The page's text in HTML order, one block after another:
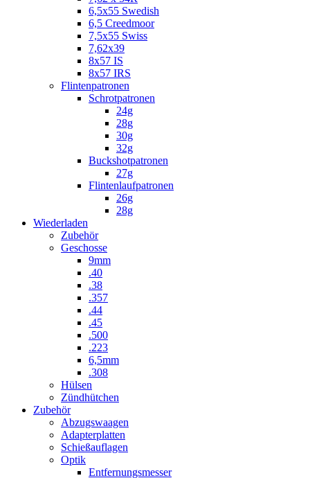
6,5x55 Swedish
6,5 Creedmoor
7,5x55 Swiss
7,62x39
8x57 IS
8x57 IRS
Flintenpatronen
Schrotpatronen
24g
28g
30g
32g
Buckshotpatronen
27g
Flintenlaufpatronen
26g
28g
Wiederladen
Zubehör
Geschosse
9mm
.40
.38
.357
.44
.45
.500
.223
6,5mm
.308
Hülsen
Zündhütchen
Zubehör
Abzugswaagen
Adapterplatten
Schießauflagen
Optik
Entfernungsmesser